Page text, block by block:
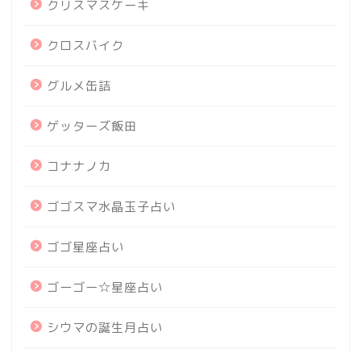
クリスマスケーキ
クロスバイク
グルメ缶詰
ゲッターズ飯田
コナナノカ
ゴゴスマ水晶玉子占い
ゴゴ星座占い
ゴーゴー☆星座占い
シウマの誕生月占い